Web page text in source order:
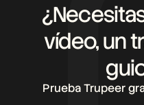
vídeo, un
Prueba Trupeer